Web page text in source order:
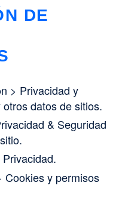
DE
> Privacidad y
datos de sitios.
& Seguridad
Cookies y permisos